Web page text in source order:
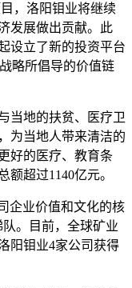
，洛阳钼业将继续
发展做出贡献。此
设立了新的投资平台
略所倡导的价值链
当地的扶贫、医疗卫
为当地人带来清洁的
好的医疗、教育条
超过1140亿元。
企业价值和文化的核
。目前，全球矿业
阳钼业4家公司获得